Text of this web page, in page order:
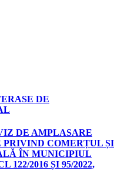
DE
DE AMPLASARE
COMERȚUL ȘI
ÎN MUNICIPIUL
122/2016 ȘI 95/2022,